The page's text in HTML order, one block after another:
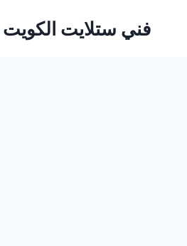
فني ستلايت الكويت 66977360